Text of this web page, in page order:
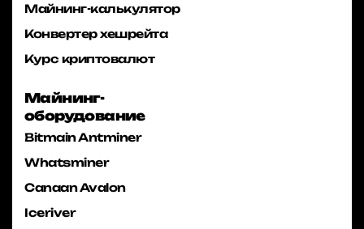
Майнинг-калькулятор
Конвертер хешрейта
Курс криптовалют
Майнинг-
оборудование
Bitmain Antminer
Whatsminer
Canaan Avalon
Iceriver